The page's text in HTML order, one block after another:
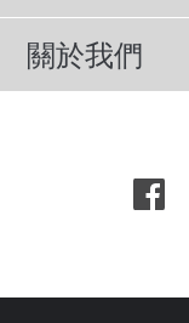
休旅車專用胎
轎車用胎
諮詢服務
隱私權政策
關於我們